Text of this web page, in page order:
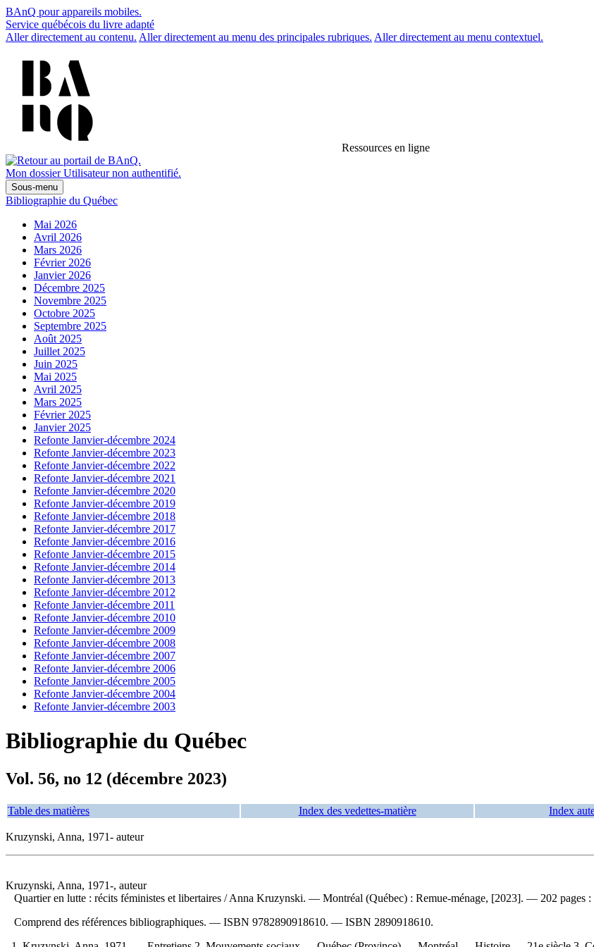
BAnQ pour appareils mobiles.
Service québécois du livre adapté
Aller directement au contenu. Aller directement au menu des principales rubriques. Aller directement au menu contextuel.
Ressources en ligne
Mon dossier Utilisateur non authentifié.
Sous-menu
Bibliographie du Québec
Mai 2026
Avril 2026
Mars 2026
Février 2026
Janvier 2026
Décembre 2025
Novembre 2025
Octobre 2025
Septembre 2025
Août 2025
Juillet 2025
Juin 2025
Mai 2025
Avril 2025
Mars 2025
Février 2025
Janvier 2025
Refonte Janvier-décembre 2024
Refonte Janvier-décembre 2023
Refonte Janvier-décembre 2022
Refonte Janvier-décembre 2021
Refonte Janvier-décembre 2020
Refonte Janvier-décembre 2019
Refonte Janvier-décembre 2018
Refonte Janvier-décembre 2017
Refonte Janvier-décembre 2016
Refonte Janvier-décembre 2015
Refonte Janvier-décembre 2014
Refonte Janvier-décembre 2013
Refonte Janvier-décembre 2012
Refonte Janvier-décembre 2011
Refonte Janvier-décembre 2010
Refonte Janvier-décembre 2009
Refonte Janvier-décembre 2008
Refonte Janvier-décembre 2007
Refonte Janvier-décembre 2006
Refonte Janvier-décembre 2005
Refonte Janvier-décembre 2004
Refonte Janvier-décembre 2003
Bibliographie du Québec
Vol. 56, no 12 (décembre 2023)
Table des matières Index des vedettes-matière Index
Kruzynski, Anna, 1971- auteur
Kruzynski, Anna, 1971-, auteur
Quartier en lutte : récits féministes et libertaires / Anna Kruzynski. — Montréal (Québec) : Remue-ménage, [2023]. — 202 pages :
Comprend des références bibliographiques. — ISBN 9782890918610. — ISBN 2890918610.